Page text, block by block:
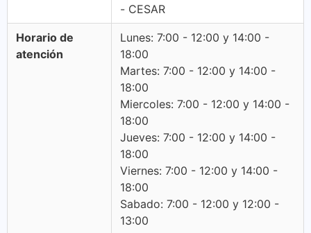
- CESAR
Horario de
atención
Lunes: 7:00 - 12:00 y 14:00 -
18:00
Martes: 7:00 - 12:00 y 14:00 -
18:00
Miercoles: 7:00 - 12:00 y 14:00 -
18:00
Jueves: 7:00 - 12:00 y 14:00 -
18:00
Viernes: 7:00 - 12:00 y 14:00 -
18:00
Sabado: 7:00 - 12:00 y 12:00 -
13:00